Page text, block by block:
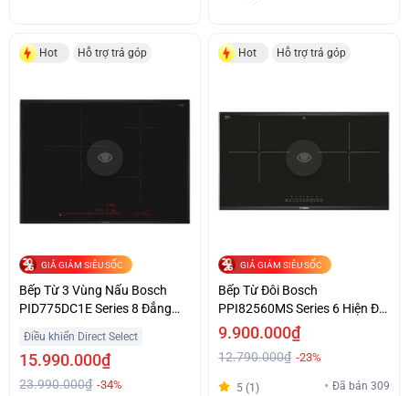
Hot Hỗ trợ trả góp
GIÁ GIẢM SIÊU SỐC
Bếp Từ 3 Vùng Nấu Bosch
PID775DC1E Series 8 Đẳng
Điều khiển Direct Select
15.990.000₫
23.990.000₫ -34%
Hot Hỗ trợ trả góp
GIÁ GIẢM SIÊU SỐC
Bếp Từ Đôi Bosch
PPI82560MS Series 6 Hiện Đại
Giá Tốt
9.900.000₫
12.790.000₫ -23%
5 (1) Đã bán 309